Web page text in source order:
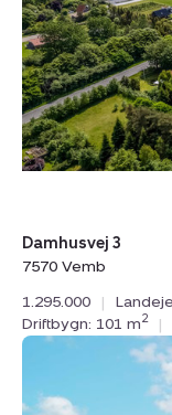
7570
Vemb
Damhusvej 3
7570 Vemb
1.295.000
|
Driftbygn: 101 m2 |
Landejendom:
15,